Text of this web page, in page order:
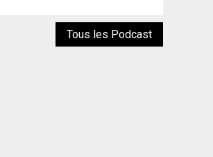
Tous les Podcast